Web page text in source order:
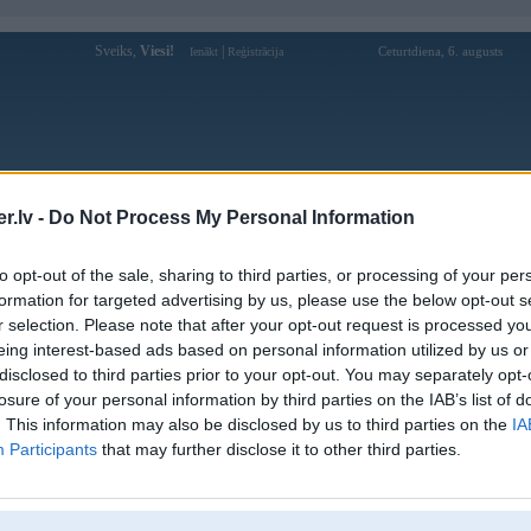
- Do Not Process My Personal Information
opt-out of the sale, sharing to third parties, or processing of your
for targeted advertising by us, please use the below opt-out
selection. Please note that after your opt-out request is processed
interest-based ads based on personal information utilized by us
to third parties prior to your opt-out. You may separately
of your personal information by third parties on the IAB’s list of
This information may also be disclosed by us to third parties on the
Participants that may further disclose it to other third parties.
Sveiks, Viesi! Ienākt Reģistrācija Ceturtdiena, 6. augusts
Forums Galerijas Reģistrācija Lietotāji
Lietotāja ahmeds profils
Pēdējo reizi manīts: 09. Oct 2016, 17:28
Lietotājvārds:
ahmeds
Pilsēta:
Jelgava
Braucu ar:
BMW 725,Toyota Celica 2.0GT-i
Intereses:
auto un moto
[Pēdējie ziņojumi forumā]